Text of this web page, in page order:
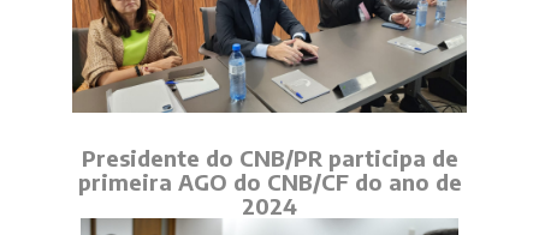
Presidente do CNB/PR participa de
primeira AGO do CNB/CF do ano de
2024